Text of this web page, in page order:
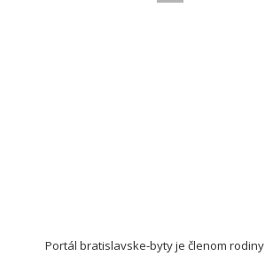
Portál bratislavske-byty je členom rodiny